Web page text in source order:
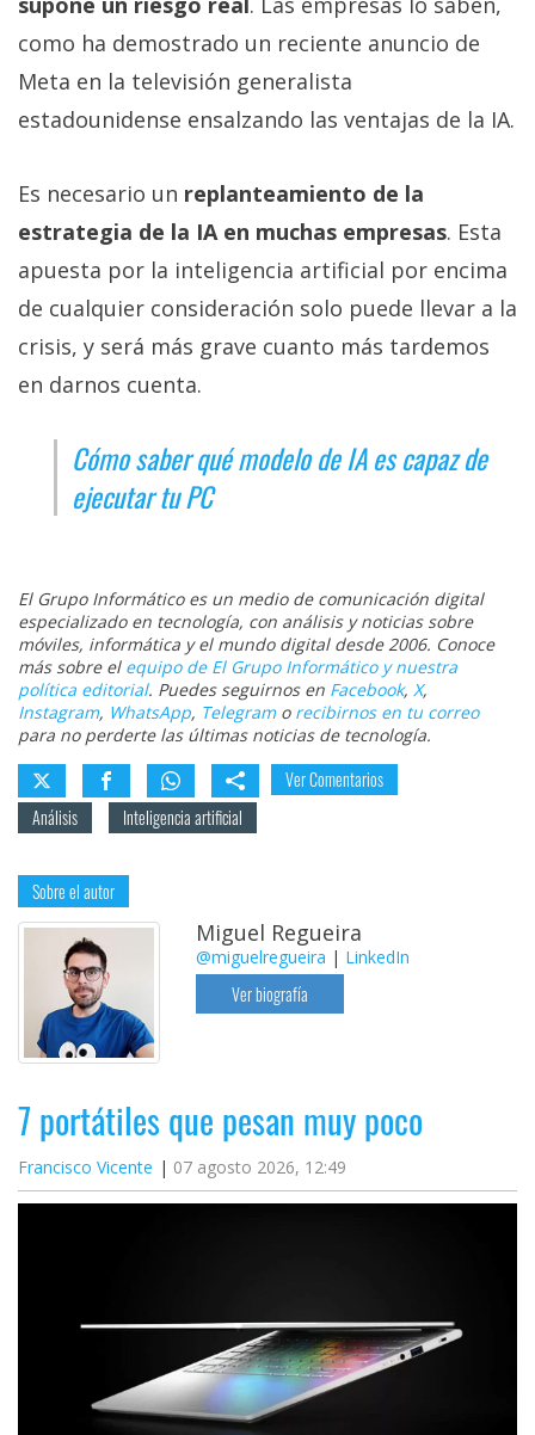
como ha demostrado un reciente anuncio de
Meta en la televisión generalista
estadounidense ensalzando las ventajas de la IA.
Es necesario un replanteamiento de la
estrategia de la IA en muchas empresas. Esta
apuesta por la inteligencia artificial por encima
de cualquier consideración solo puede llevar a la
crisis, y será más grave cuanto más tardemos
en darnos cuenta.
Cómo saber qué modelo de IA es capaz de
ejecutar tu PC
El Grupo Informático es un medio de comunicación digital
especializado en tecnología, con análisis y noticias sobre
móviles, informática y el mundo digital desde 2006. Conoce
más sobre el equipo de El Grupo Informático y nuestra
política editorial. Puedes seguirnos en Facebook, X,
Instagram, WhatsApp, Telegramo recibirnos en tu correo
para no perderte las últimas noticias de tecnología.
Ver Comentarios
Análisis
Inteligencia artificial
Sobre el autor
Miguel Regueira
@miguelregueira | LinkedIn
Ver biografía
7 portátiles que pesan muy poco
Francisco Vicente 07 agosto 2026, 12:49